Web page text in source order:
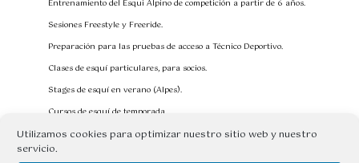
Utilizamos cookies para optimizar nuestro sitio web y nuestro
servicio.
Entrenamiento del Esqui Alpino de competición a partir de 6 años.
Sesiones Freestyle y Freeride.
Preparación para las pruebas de acceso a Técnico Deportivo.
Clases de esquí particulares, para socios.
Stages de esquí en verano (Alpes).
Cursos de esquí de temporada.
Profesores de esquí Titulados E.E.E
Si queréis mas información poneros en contacto con David Mozota